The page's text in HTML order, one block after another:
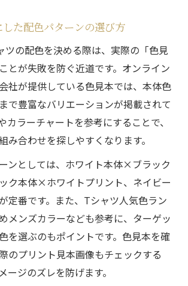
た配色パターンの選び方
ツの配色を決める際は、実際の「色見
とが失敗を防ぐ近道です。オンライン
社が提供している色見本では、本体色
で豊富なバリエーションが掲載されて
カラーチャートを参考にすることで、
み合わせを探しやすくなります。
ンとしては、ホワイト本体×ブラック
ク本体×ホワイトプリント、ネイビー
定番です。また、Tシャツ人気色ラン
メンズカラーなども参考に、ターゲッ
を選ぶのもポイントです。色見本を確
のプリント見本画像もチェックする
ージのズレを防げます。